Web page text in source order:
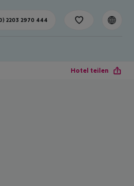
2203 2970 444
Hotel teilen